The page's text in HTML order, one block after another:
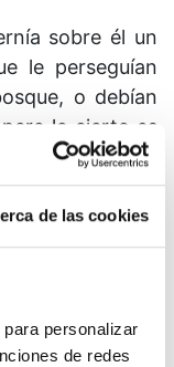
de las cookies
personalizar
de redes
sobre él un
le perseguían
o debían
lo cierto es
el trote de los
al místico
resultado
el